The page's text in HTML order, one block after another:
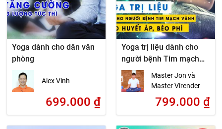
Yoga dành cho dân văn
phòng
Alex Vinh
699.000 ₫
Yoga trị liệu dành cho
người bệnh Tim mạch
vành, cao huyết áp, béo
phì
Master Jon và
Master Virender
799.000 ₫